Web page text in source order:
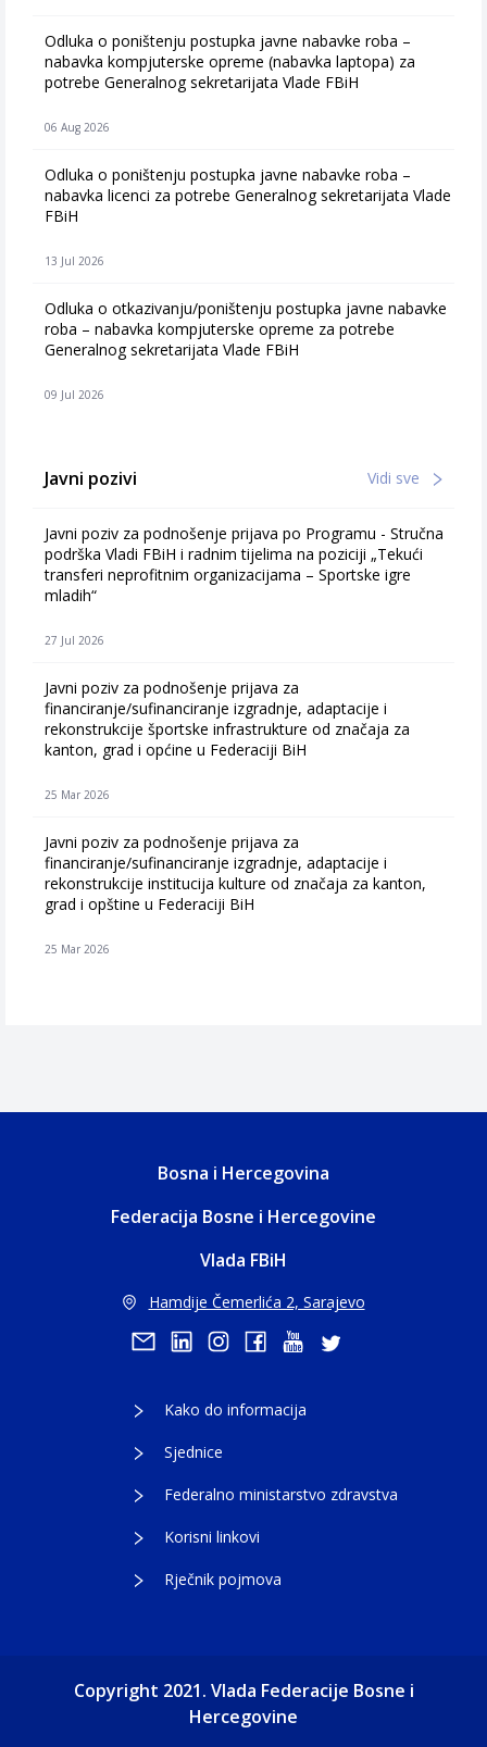
Odluka o poništenju postupka javne nabavke roba –
nabavka kompjuterske opreme (nabavka laptopa) za
potrebe Generalnog sekretarijata Vlade FBiH
06 Aug 2026
Odluka o poništenju postupka javne nabavke roba –
nabavka licenci za potrebe Generalnog sekretarijata Vlade
FBiH
13 Jul 2026
Odluka o otkazivanju/poništenju postupka javne nabavke
roba – nabavka kompjuterske opreme za potrebe
Generalnog sekretarijata Vlade FBiH
09 Jul 2026
Javni pozivi Vidi sve
Javni poziv za podnošenje prijava po Programu - Stručna
podrška Vladi FBiH i radnim tijelima na poziciji „Tekući
transferi neprofitnim organizacijama – Sportske igre
mladih“
27 Jul 2026
Javni poziv za podnošenje prijava za
financiranje/sufinanciranje izgradnje, adaptacije i
rekonstrukcije športske infrastrukture od značaja za
kanton, grad i općine u Federaciji BiH
25 Mar 2026
Javni poziv za podnošenje prijava za
financiranje/sufinanciranje izgradnje, adaptacije i
rekonstrukcije institucija kulture od značaja za kanton,
grad i opštine u Federaciji BiH
25 Mar 2026
Bosna i Hercegovina
Federacija Bosne i Hercegovine
Vlada FBiH
Hamdije Čemerlića 2, Sarajevo
Kako do informacija
Sjednice
Federalno ministarstvo zdravstva
Korisni linkovi
Rječnik pojmova
Copyright 2021. Vlada Federacije Bosne i
Hercegovine